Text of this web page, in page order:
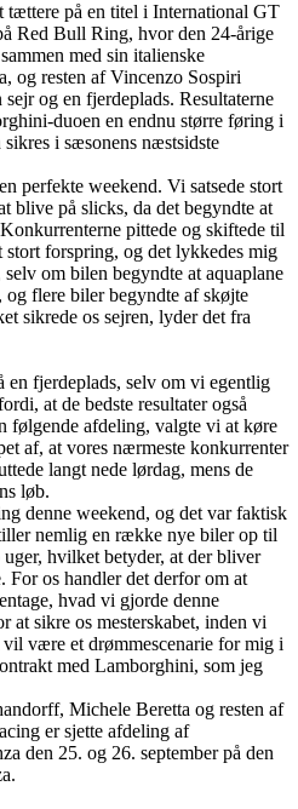
tættere på en titel i International GT
Red Bull Ring, hvor den 24-årige
med sin italienske
og resten af Vincenzo Sospiri
og en fjerdeplads. Resultaterne
duoen en endnu større føring i
sikres i sæsonens næstsidste
perfekte weekend. Vi satsede stort
blive på slicks, da det begyndte at
pittede og skiftede til
forspring, og det lykkedes mig
om bilen begyndte at aquaplane
flere biler begyndte af skøjte
sikrede os sejren, lyder det fra
en fjerdeplads, selv om vi egentlig
at de bedste resultater også
følgende afdeling, valgte vi at køre
af, at vores nærmeste konkurrenter
langt nede lørdag, mens de
løb.
denne weekend, og det var faktisk
nemlig en række nye biler op til
hvilket betyder, at der bliver
For os handler det derfor om at
hvad vi gjorde denne
at sikre os mesterskabet, inden vi
være et drømmescenarie for mig i
med Lamborghini, som jeg
Michele Beretta og resten af
er sjette afdeling af
den 25. og 26. september på den